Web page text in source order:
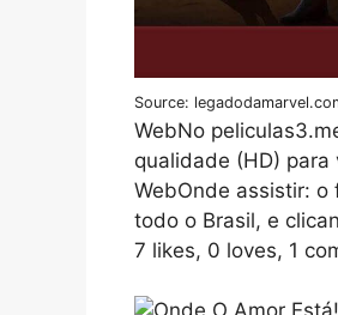
Source:
WebNo
qualidade (HD)
WebOnde assistir: o
todo o Brasil, e
7 likes, 0 loves, 1